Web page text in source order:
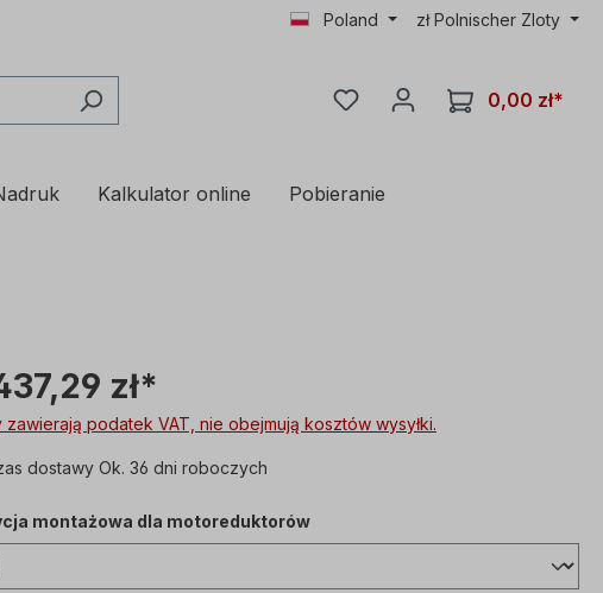
Poland zł Polnischer Zloty
0,00 zł*
Kalkulator online Pobieranie
zł*
zawierają podatek VAT, nie obejmują kosztów wysyłki.
dostawy Ok. 36 dni roboczych
montażowa dla motoreduktorów